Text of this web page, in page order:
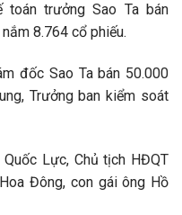
toán trưởng Sao Ta bán
8.764 cổ phiếu.
đốc Sao Ta bán 50.000
Trưởng ban kiểm soát
Lực, Chủ tịch HĐQT
Đông, con gái ông Hồ